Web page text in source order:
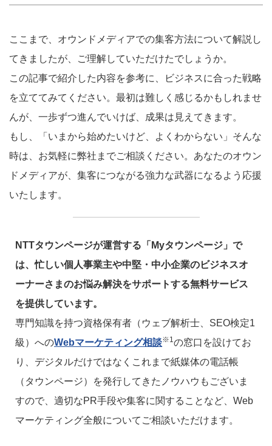
ここまで、オウンドメディアでの集客方法について解説し
てきましたが、ご理解していただけたでしょうか。
この記事で紹介した内容を参考に、ビジネスに合った戦略
を立ててみてください。最初は難しく感じるかもしれませ
んが、一歩ずつ進んでいけば、成果は見えてきます。
もし、「いまから始めたいけど、よくわからない」そんな
時は、お気軽に弊社までご相談ください。あなたのオウン
ドメディアが、集客につながる強力な武器になるよう応援
いたします。
NTTタウンページが運営する「Myタウンページ」で
は、忙しい個人事業主や中堅・中小企業のビジネスオ
ーナーさまのお悩み解決をサポートする無料サービス
を提供しています。
専門知識を持つ資格保有者（ウェブ解析士、SEO検定1
級）へのWebマーケティング相談※1の窓口を設けてお
り、デジタルだけではなくこれまで紙媒体の電話帳
（タウンページ）を発行してきたノウハウもございま
すので、適切なPR手段や集客に関することなど、Web
マーケティング全般についてご相談いただけます。